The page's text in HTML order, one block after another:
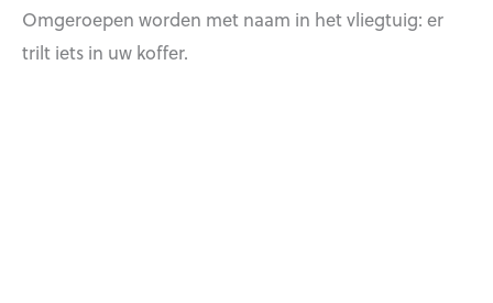
Omgeroepen worden met naam in het vliegtuig: er
trilt iets in uw koffer.